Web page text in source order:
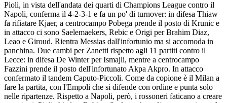
Pioli, in vista dell'andata dei quarti di Champions League contro il
Napoli, conferma il 4-2-3-1 e fa un po' di turnover: in difesa Thiaw
fa rifiatare Kjaer, a centrocampo Pobega prende il posto di Krunic e
in attacco ci sono Saelemaekers, Rebic e Origi per Brahim Diaz,
Leao e Giroud. Rientra Messias dall'infortunio ma si accomoda in
panchina. Due cambi per Zanetti rispetto agli 11 partiti contro il
Lecce: in difesa De Winter per Ismajli, mentre a centrocampo
Fazzini prende il posto dell'infortunato Akpa Akpro. In attacco
confermato il tandem Caputo-Piccoli. Come da copione è il Milan a
fare la partita, con l'Empoli che si difende con ordine e punta solo
nelle ripartenze. Rispetto a Napoli, però, i rossoneri faticano a creare